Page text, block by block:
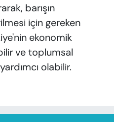
barışın
için gereken
ekonomik
ve toplumsal
olabilir.